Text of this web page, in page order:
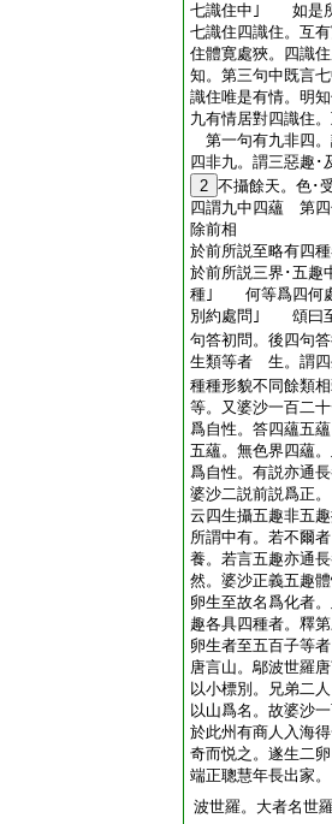
七識住中｣ 如是所
七識住四識住。互
住體寛處狹。四識
知。第三句中既言
識住唯是有情。明
九有情居對四識住
第一句有九非四
四非九。謂三惡趣･
2 不攝餘天。色
四謂九中四蘊 第四
除前相
於前所説至略有四
於前所説三界･五趣
種｣ 何等爲四何處
別約處問｣ 頌曰至
句答初問。後四
生類等者 生。謂四
種種形貌不同餘類
等。又婆沙一百二
爲自性。答四蘊五
五蘊。無色界四蘊
爲自性。有説亦通
婆沙二説前説爲正
云四生攝五趣非五
所謂中有。若不爾
養。若言五趣亦通
然。婆沙正義五
卵生至故名爲化
趣各具四種者。
卵生者至五百子等
唐言山。鄔波世羅
以小標別。兄弟二
以山爲名。故婆沙
於此州有商人入海
奇而悦之。遂生二
端正聰慧年長出家
波世羅。大者名世